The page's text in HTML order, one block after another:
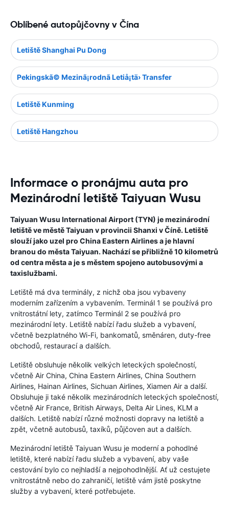
Oblíbené autopůjčovny v Čína
Letiště Shanghai Pu Dong
Pekingskã© Mezinã¡rodnã Letiå¡tä› Transfer
Letiště Kunming
Letiště Hangzhou
Informace o pronájmu auta pro
Mezinárodní letiště Taiyuan Wusu
Taiyuan Wusu International Airport (TYN) je mezinárodní
letiště ve městě Taiyuan v provincii Shanxi v Číně. Letiště
slouží jako uzel pro China Eastern Airlines a je hlavní
branou do města Taiyuan. Nachází se přibližně 10 kilometrů
od centra města a je s městem spojeno autobusovými a
taxislužbami.
Letiště má dva terminály, z nichž oba jsou vybaveny
moderním zařízením a vybavením. Terminál 1 se používá pro
vnitrostátní lety, zatímco Terminál 2 se používá pro
mezinárodní lety. Letiště nabízí řadu služeb a vybavení,
včetně bezplatného Wi-Fi, bankomatů, směnáren, duty-free
obchodů, restaurací a dalších.
Letiště obsluhuje několik velkých leteckých společností,
včetně Air China, China Eastern Airlines, China Southern
Airlines, Hainan Airlines, Sichuan Airlines, Xiamen Air a další.
Obsluhuje ji také několik mezinárodních leteckých společností,
včetně Air France, British Airways, Delta Air Lines, KLM a
dalších. Letiště nabízí různé možnosti dopravy na letiště a
zpět, včetně autobusů, taxíků, půjčoven aut a dalších.
Mezinárodní letiště Taiyuan Wusu je moderní a pohodlné
letiště, které nabízí řadu služeb a vybavení, aby vaše
cestování bylo co nejhladší a nejpohodlnější. Ať už cestujete
vnitrostátně nebo do zahraničí, letiště vám jistě poskytne
služby a vybavení, které potřebujete.